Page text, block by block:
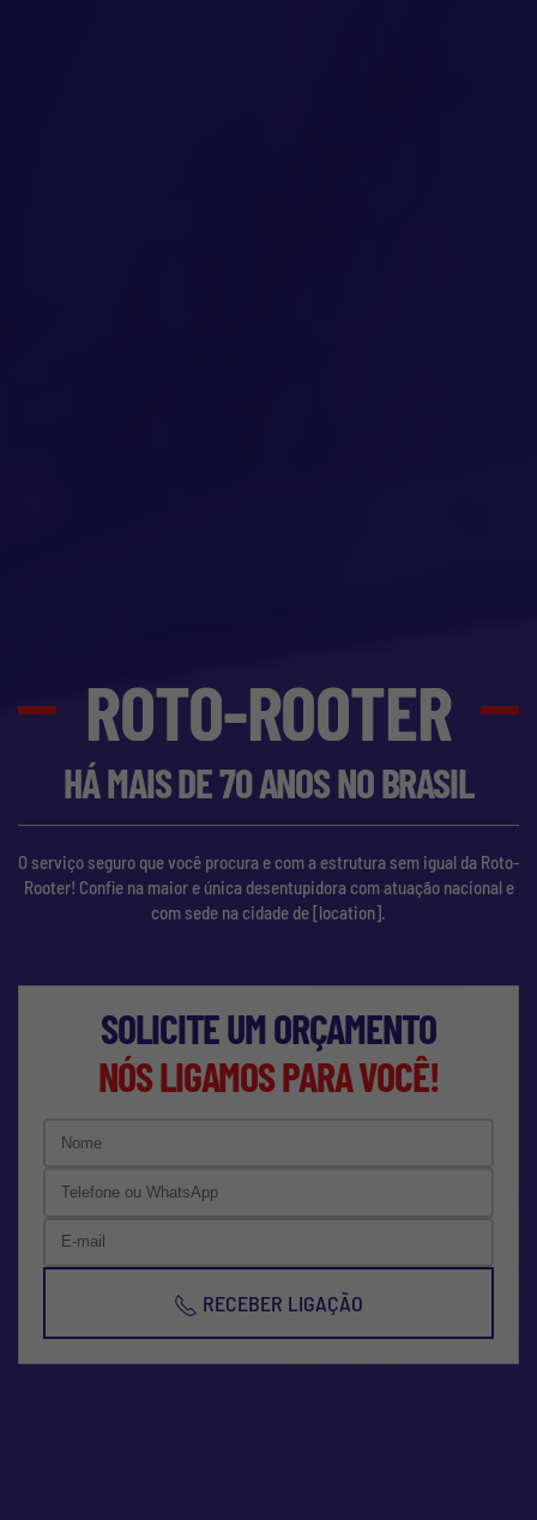
ROTO-ROOTER
HÁ MAIS DE 70 ANOS NO BRASIL
O serviço seguro que você procura e com a estrutura sem igual da Roto-
Rooter! Confie na maior e única desentupidora com atuação nacional e
com sede na cidade de[location].
SOLICITE UM ORÇAMENTO
NÓS LIGAMOS PARA VOCÊ!
RECEBER LIGAÇÃO